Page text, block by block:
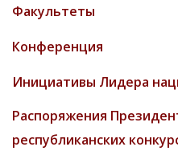
Факультеты
Конференция
Инициативы Лидера
Распоряжения
республиканских